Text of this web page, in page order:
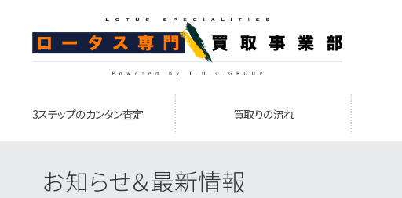
3ステップのカンタン査定 買取りの流れ
お知らせ＆最新情報